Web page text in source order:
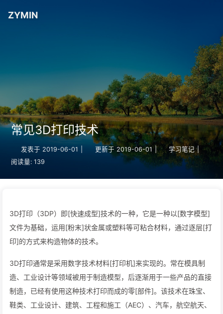
ZYMIN
常见3D打印技术
发表于 2019-06-01 更新于 2019-06-01 | 学习笔记 |
阅读量: 139
3D打印（3DP）即[快速成型]技术的一种，它是一种以[数字模型]
文件为基础，运用[粉末]状金属或塑料等可粘合材料，通过逐层[打
印]的方式来构造物体的技术。
3D打印通常是采用数字技术材料[打印机]来实现的。常在模具制
造、工业设计等领域被用于制造模型，后逐渐用于一些产品的直接
制造，已经有使用这种技术打印而成的零[部件]。该技术在珠宝、
鞋类、工业设计、建筑、工程和施工（AEC）、汽车，航空航天、